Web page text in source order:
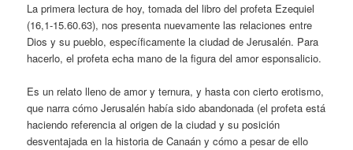
La primera lectura de hoy, tomada del libro del profeta Ezequiel
(16,1-15.60.63), nos presenta nuevamente las relaciones entre
Dios y su pueblo, específicamente la ciudad de Jerusalén. Para
hacerlo, el profeta echa mano de la figura del amor esponsalicio.
Es un relato lleno de amor y ternura, y hasta con cierto erotismo,
que narra cómo Jerusalén había sido abandonada (el profeta está
haciendo referencia al origen de la ciudad y su posición
desventajada en la historia de Canaán y cómo a pesar de ello